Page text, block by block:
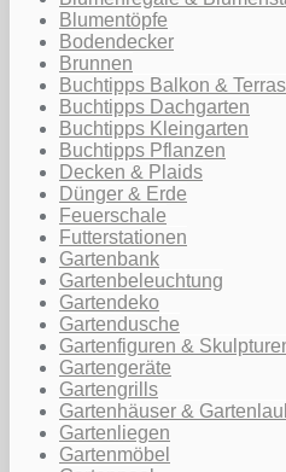
Blumentöpfe
Bodendecker
Brunnen
Buchtipps Balkon &
Buchtipps Dachgarten
Buchtipps Kleingarten
Buchtipps Pflanzen
Decken & Plaids
Dünger & Erde
Feuerschale
Futterstationen
Gartenbank
Gartenbeleuchtung
Gartendeko
Gartendusche
Gartenfiguren &
Gartengeräte
Gartengrills
Gartenhäuser &
Gartenliegen
Gartenmöbel